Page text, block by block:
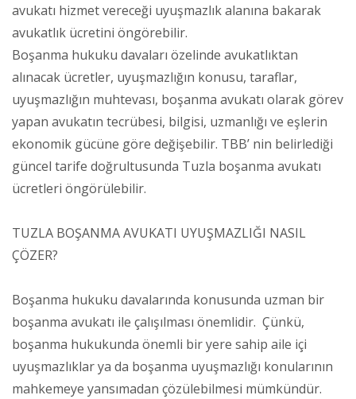
avukatı hizmet vereceği uyuşmazlık alanına bakarak
avukatlık ücretini öngörebilir.
Boşanma hukuku davaları özelinde avukatlıktan
alınacak ücretler, uyuşmazlığın konusu, taraflar,
uyuşmazlığın muhtevası, boşanma avukatı olarak görev
yapan avukatın tecrübesi, bilgisi, uzmanlığı ve eşlerin
ekonomik gücüne göre değişebilir. TBB’ nin belirlediği
güncel tarife doğrultusunda Tuzla boşanma avukatı
ücretleri öngörülebilir.
TUZLA BOŞANMA AVUKATI UYUŞMAZLIĞI NASIL
ÇÖZER?
Boşanma hukuku davalarında konusunda uzman bir
boşanma avukatı ile çalışılması önemlidir. Çünkü,
boşanma hukukunda önemli bir yere sahip aile içi
uyuşmazlıklar ya da boşanma uyuşmazlığı konularının
mahkemeye yansımadan çözülebilmesi mümkündür.